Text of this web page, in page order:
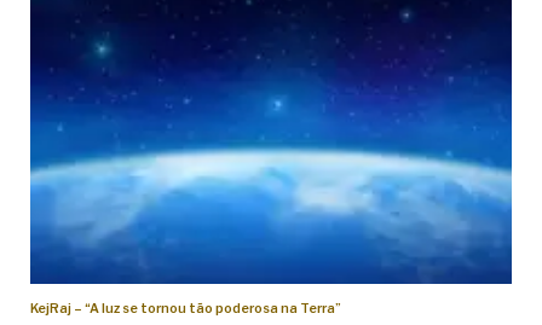
KejRaj – “A luz se tornou tão poderosa na Terra”